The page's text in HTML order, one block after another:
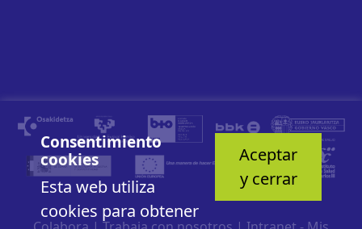
Consentimiento
cookies
Esta web utiliza
cookies para obtener
Aceptar
y cerrar